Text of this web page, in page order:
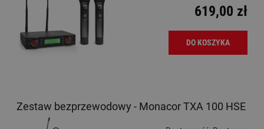
619,00 zł
DO KOSZYKA
Zestaw bezprzewodowy - Monacor TXA 100 HSE